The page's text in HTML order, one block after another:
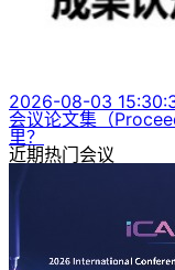
2026-08-03
会议论文集（
里？
近期热门会议